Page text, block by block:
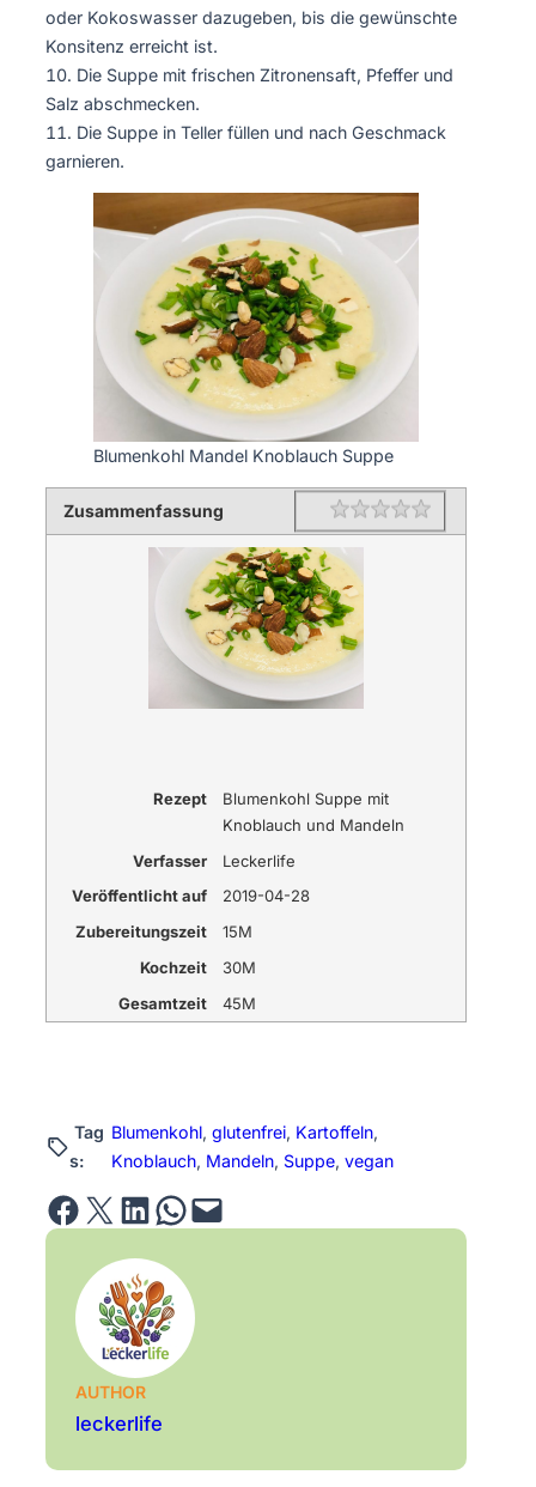
oder Kokoswasser dazugeben, bis die gewünschte
Konsitenz erreicht ist.
Die Suppe mit frischen Zitronensaft, Pfeffer und
Salz abschmecken.
Die Suppe in Teller füllen und nach Geschmack
garnieren.
Blumenkohl Mandel Knoblauch Suppe
Zusammenfassung Rating 1 star
2 stars
3 stars
4 stars
5 stars
Rezept
Blumenkohl Suppe mit
Knoblauch und Mandeln
Verfasser
Leckerlife
Veröffentlicht auf
2019-04-28
Zubereitungszeit
15M
Kochzeit
30M
Gesamtzeit
45M
Tag
s:
Blumenkohl, glutenfrei, Kartoffeln
Knoblauch, Mandeln, Suppe, vegan
Share on Facebook Email this Page Share on LinkedIn Share on WhatsApp Email this Page
AUTHOR
leckerlife